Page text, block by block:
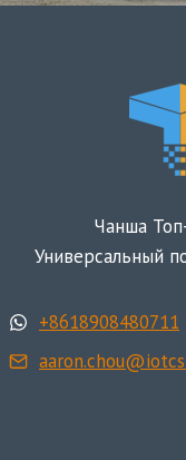
Чанша
Универсальный
+8618908480711